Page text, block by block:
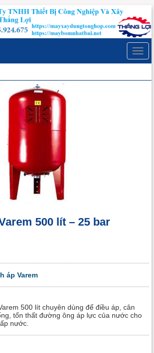
500 lít – 25 bar
áp Varem
500 lít chuyên dùng để điều áp, cân
tổn thất đường ông áp lực của nước cho
nước.